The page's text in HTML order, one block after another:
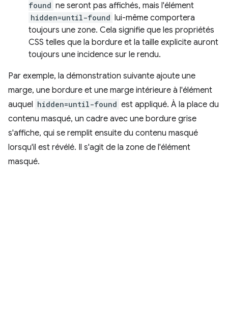
found ne seront pas affichés, mais l'élément
hidden=until-found lui-même comportera
toujours une zone. Cela signifie que les propriétés
CSS telles que la bordure et la taille explicite auront
toujours une incidence sur le rendu.
Par exemple, la démonstration suivante ajoute une
marge, une bordure et une marge intérieure à l'élément
auquel hidden=until-found est appliqué. À la place du
contenu masqué, un cadre avec une bordure grise
s'affiche, qui se remplit ensuite du contenu masqué
lorsqu'il est révélé. Il s'agit de la zone de l'élément
masqué.